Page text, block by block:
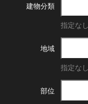
建物分類
指定なし
地域
指定なし
部位